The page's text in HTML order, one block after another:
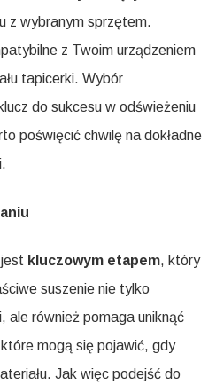
z wybranym sprzętem.
z Twoim urządzeniem
tapicerki. Wybór
do sukcesu w odświeżeniu
poświęcić chwilę na dokładne
kluczowym etapem, który
suszenie nie tylko
ale również pomaga uniknąć
mogą się pojawić, gdy
Jak więc podejść do